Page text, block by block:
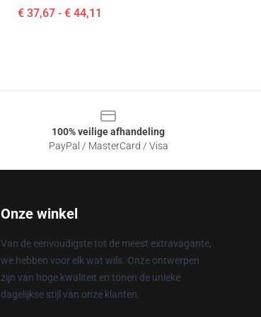
€ 37,67 - € 44,11
100% veilige afhandeling
PayPal / MasterCard / Visa
Onze winkel
Van de eenvoudigste tot de meest extravagante,
we hebben voor elk wat wils. Onze ontwerpen
zijn van hoge kwaliteit en tonen de unieke
dagelijkse stijl van onze klanten.